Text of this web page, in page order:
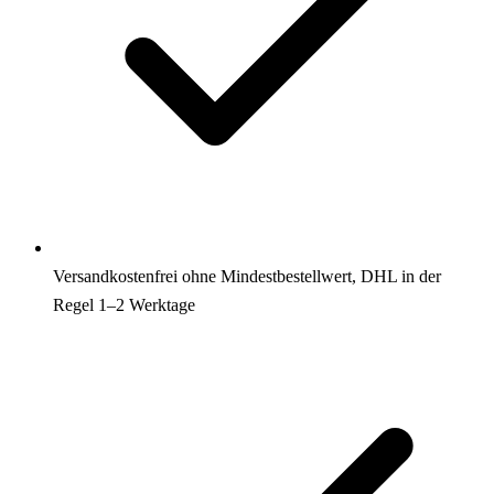
Versandkostenfrei ohne Mindestbestellwert, DHL in der
Regel 1–2 Werktage